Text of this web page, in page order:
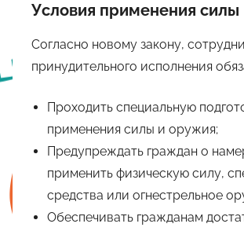
Условия применения силы
Согласно новому закону,
принудительного исполнения
Проходить специальную
применения силы и оружия;
Предупреждать граждан о
применить физическую силу,
средства или огнестрельное
Обеспечивать гражданам